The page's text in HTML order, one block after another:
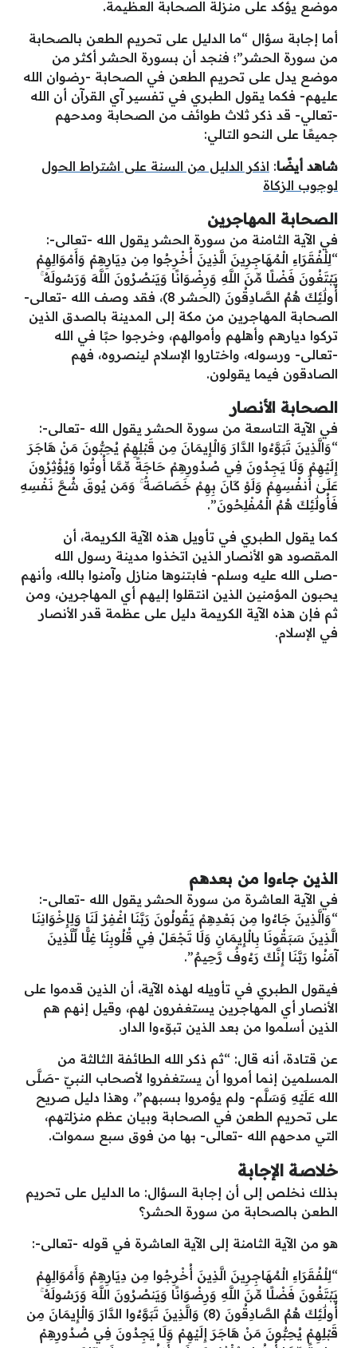
موضع يؤكد على منزلة الصحابة العظيمة.
أما إجابة سؤال “ما الدليل على تحريم الطعن بالصحابة
من سورة الحشر”؛ فنجد أن بسورة الحشر أكثر من
موضع يدل على تحريم الطعن في الصحابة -رضوان الله
عليهم- فكما يقول الطبري في تفسير آي القرآن أن الله
-تعالي- قد ذكر ثلاث طوائف من الصحابة ومدحهم
جميعًا على النحو التالي:
شاهد أيضًا: اذكر الدليل من السنة على اشتراط الحول
لوجوب الزكاة
الصحابة المهاجرين
في الآية الثامنة من سورة الحشر يقول الله -تعالى-:
“لِلْفُقَرَاءِ الْمُهَاجِرِينَ الَّذِينَ أُخْرِجُوا مِن دِيَارِهِمْ وَأَمْوَالِهِمْ
يَبْتَغُونَ فَضْلًا مِّنَ اللَّهِ وَرِضْوَانًا وَيَنصُرُونَ اللَّهَ وَرَسُولَهُ ۚ
أُولَٰئِكَ هُمُ الصَّادِقُونَ (الحشر 8)، فقد وصف الله -تعالى-
الصحابة المهاجرين من مكة إلى المدينة بالصدق الذين
تركوا ديارهم وأهلهم وأموالهم، وخرجوا حبًا في الله
-تعالى- ورسوله، واختاروا الإسلام لينصروه، فهم
الصادقون فيما يقولون.
الصحابة الأنصار
في الآية التاسعة من سورة الحشر يقول الله -تعالى-:
“وَالَّذِينَ تَبَوَّءُوا الدَّارَ وَالْإِيمَانَ مِن قَبْلِهِمْ يُحِبُّونَ مَنْ هَاجَرَ
إِلَيْهِمْ وَلَا يَجِدُونَ فِي صُدُورِهِمْ حَاجَةً مِّمَّا أُوتُوا وَيُؤْثِرُونَ
عَلَىٰ أَنفُسِهِمْ وَلَوْ كَانَ بِهِمْ خَصَاصَةٌ ۚ وَمَن يُوقَ شُحَّ نَفْسِهِ
فَأُولَٰئِكَ هُمُ الْمُفْلِحُونَ”.
كما يقول الطبري في تأويل هذه الآية الكريمة، أن
المقصود هو الأنصار الذين اتخذوا مدينة رسول الله
-صلى الله عليه وسلم- فابتنوها منازل وآمنوا بالله، وأنهم
يحبون المؤمنين الذين انتقلوا إليهم أي المهاجرين، ومن
ثم فإن هذه الآية الكريمة دليل على عظمة قدر الأنصار
في الإسلام.
الذين جاءوا من بعدهم
في الآية العاشرة من سورة الحشر يقول الله -تعالى-:
“وَالَّذِينَ جَاءُوا مِن بَعْدِهِمْ يَقُولُونَ رَبَّنَا اغْفِرْ لَنَا وَلِإِخْوَانِنَا
الَّذِينَ سَبَقُونَا بِالْإِيمَانِ وَلَا تَجْعَلْ فِي قُلُوبِنَا غِلًّا لِّلَّذِينَ
آمَنُوا رَبَّنَا إِنَّكَ رَءُوفٌ رَّحِيمٌ”.
فيقول الطبري في تأويله لهذه الآية، أن الذين قدموا على
الأنصار أي المهاجرين يستغفرون لهم، وقيل إنهم هم
الذين أسلموا من بعد الذين تبوّءوا الدار.
عن قتادة، أنه قال: “ثم ذكر الله الطائفة الثالثة من
المسلمين إنما أمروا أن يستغفروا لأصحاب النبيّ -صَلَّى
الله عَلَيْهِ وَسَلَّم- ولم يؤمروا بسبهم”، وهذا دليل صريح
على تحريم الطعن في الصحابة وبيان عظم منزلتهم،
التي مدحهم الله -تعالى- بها من فوق سبع سموات.
خلاصة الإجابة
بذلك نخلص إلى أن إجابة السؤال: ما الدليل على تحريم
الطعن بالصحابة من سورة الحشر؟
هو من الآية الثامنة إلى الآية العاشرة في قوله -تعالى-:
“لِلْفُقَرَاءِ الْمُهَاجِرِينَ الَّذِينَ أُخْرِجُوا مِن دِيَارِهِمْ وَأَمْوَالِهِمْ
يَبْتَغُونَ فَضْلًا مِّنَ اللَّهِ وَرِضْوَانًا وَيَنصُرُونَ اللَّهَ وَرَسُولَهُ ۚ
أُولَٰئِكَ هُمُ الصَّادِقُونَ (8) وَالَّذِينَ تَبَوَّءُوا الدَّارَ وَالْإِيمَانَ مِن
قَبْلِهِمْ يُحِبُّونَ مَنْ هَاجَرَ إِلَيْهِمْ وَلَا يَجِدُونَ فِي صُدُورِهِمْ